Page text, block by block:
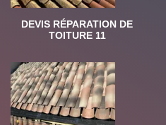
DEVIS RÉPARATION DE
TOITURE 11